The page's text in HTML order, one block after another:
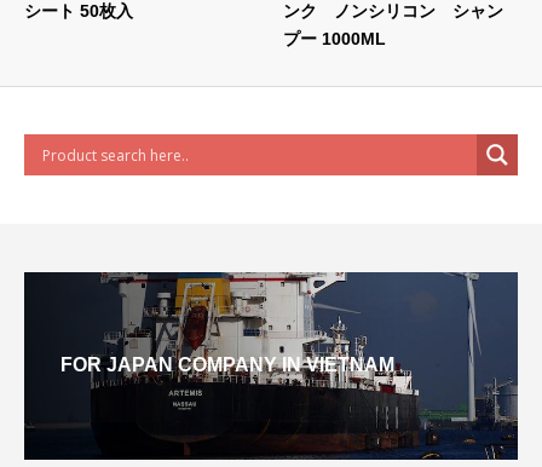
シート 50枚入
ンク ノンシリコン シャン
プー 1000ML
FOR JAPAN COMPANY IN VIETNAM